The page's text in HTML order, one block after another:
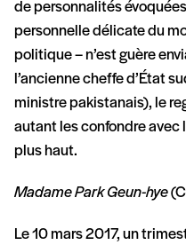
de personnalités
personnelle délicate du
politique – n’est guère
l’ancienne cheffe d’État
ministre pakistanais), le
autant les confondre
plus haut.
Madame Park Geun-hye
Le 10 mars 2017, un